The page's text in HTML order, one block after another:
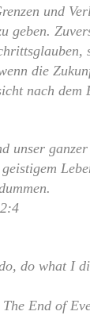
und
geben.
die
nach dem
unser
do what I
End of